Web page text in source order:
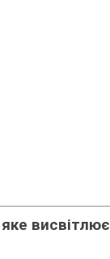
висвітлює